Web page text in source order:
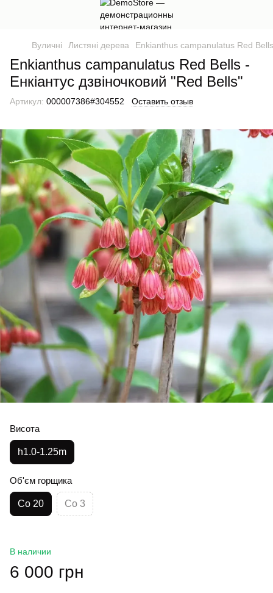
Вуличні Листяні дерева Enkianthus campanulatus Red Bells
Enkianthus campanulatus Red Bells -
Енкіантус дзвіночковий "Red Bells"
Артикул: 000007386#304552 Оставить отзыв
Висота
h1.0-1.25m
Об'єм горщика
Co 20 Co 3
В наличии
6 000 грн